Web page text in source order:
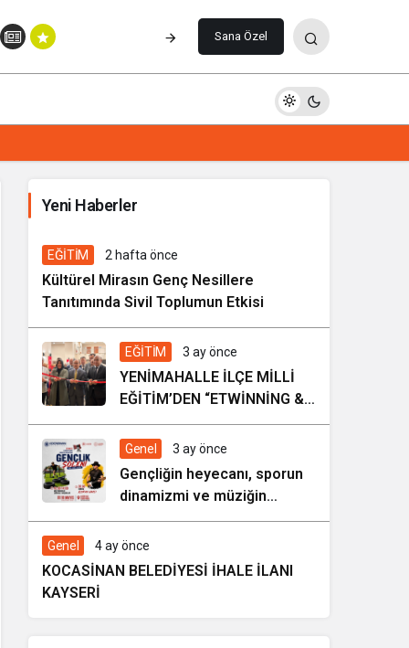
Sana Özel
Yeni Haberler
5 gün önce
EĞİTİM 2 hafta önce
Kültürel Mirasın Genç Nesillere
Tanıtımında Sivil Toplumun Etkisi
EĞİTİM 3 ay önce
YENİMAHALLE İLÇE MİLLİ
EĞİTİM’DEN “ETWİNNİNG &
HAREZMİ PROJE ŞENLİĞİ”
Genel 3 ay önce
Gençliğin heyecanı, sporun
dinamizmi ve müziğin
coşkusu Kocasinan’da bir
araya geliyor!
Genel 4 ay önce
KOCASİNAN BELEDİYESİ İHALE İLANI
KAYSERİ
Yorum Yap Paylaş